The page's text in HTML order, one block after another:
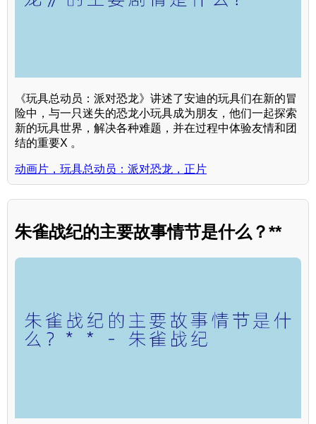
《玩具总动员：派对恐龙》讲述了安迪的玩具们在新的冒
险中，与一只迷失的恐龙小玩具成为朋友，他们一起探索
新的玩具世界，解决各种难题，并在过程中体验友情和团
结的重要X 。
动画片，玩具总动员：派对恐龙，正片
朱雀战纪的主要故事情节是什么？**